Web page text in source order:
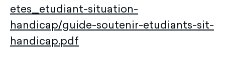
etes_etudiant-situation-
handicap/guide-soutenir-etudiants-sit-
handicap.pdf